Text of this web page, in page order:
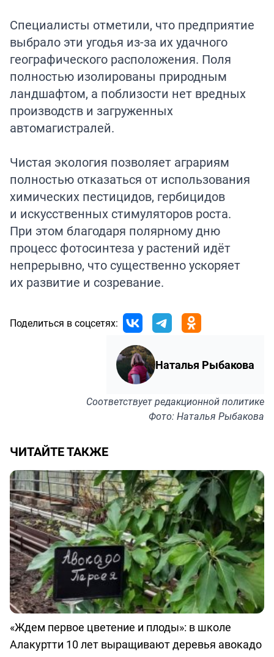
Специалисты отметили, что предприятие
выбрало эти угодья из-за их удачного
географического расположения. Поля
полностью изолированы природным
ландшафтом, а поблизости нет вредных
производств и загруженных
автомагистралей.
Чистая экология позволяет аграриям
полностью отказаться от использования
химических пестицидов, гербицидов
и искусственных стимуляторов роста.
При этом благодаря полярному дню
процесс фотосинтеза у растений идёт
непрерывно, что существенно ускоряет
их развитие и созревание.
Поделиться в соцсетях:
Наталья Рыбакова
Соответствуетредакционной политике
Фото: Наталья Рыбакова
ЧИТАЙТЕ ТАКЖЕ
«Ждем первое цветение и плоды»: в школе
Алакуртти 10 лет выращивают деревья авокадо